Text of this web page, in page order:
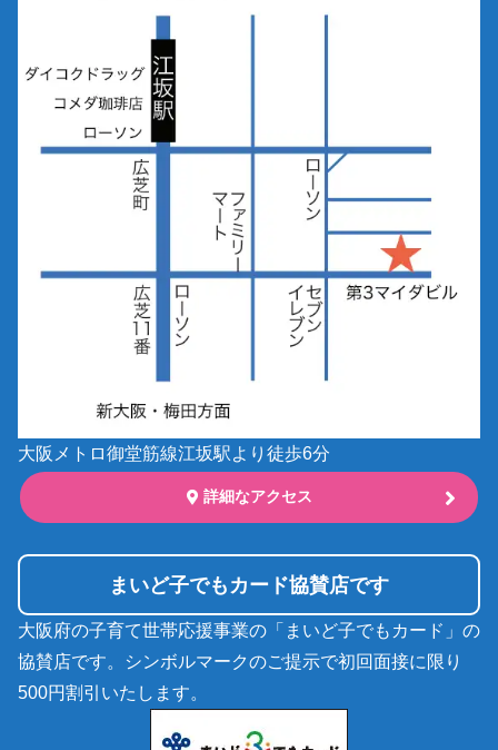
大阪メトロ御堂筋線江坂駅より徒歩6分
詳細なアクセス
まいど子でもカード協賛店です
大阪府の子育て世帯応援事業の「まいど子でもカード」の
協賛店です。シンボルマークのご提示で初回面接に限り
500円割引いたします。